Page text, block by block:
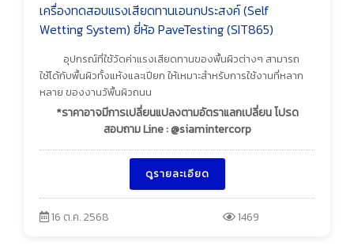
เครื่องทดสอบแรงเสียดทานเอนกประสงค์ (Self
Wetting System) ยี่ห้อ PaveTesting (SIT865)
อุปกรณ์ที่ใช้วัดค่าแรงเสียดทานของพื้นผิวต่างๆ สามารถ
ใช้ได้กับพื้นผิวทั้งแห้งและเปียก ให้เหมาะสำหรับการใช้งานที่หลาก
หลาย ของงานวัพื้นผิวถนน
*ราคาอาจมีการเปลี่ยนแปลงตามอัตราแลกเปลี่ยน โปรด
สอบถาม Line : @siamintercorp
ดูรายละเอียด
16 ต.ค. 2568 1469